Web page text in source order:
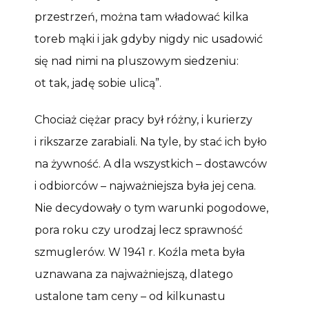
przestrzeń, można tam władować kilka
toreb mąki i jak gdyby nigdy nic usadowić
się nad nimi na pluszowym siedzeniu:
ot tak, jadę sobie ulicą”.
Chociaż ciężar pracy był różny, i kurierzy
i rikszarze zarabiali. Na tyle, by stać ich było
na żywność. A dla wszystkich – dostawców
i odbiorców – najważniejsza była jej cena.
Nie decydowały o tym warunki pogodowe,
pora roku czy urodzaj lecz sprawność
szmuglerów. W 1941 r. Koźla meta była
uznawana za najważniejszą, dlatego
ustalone tam ceny – od kilkunastu